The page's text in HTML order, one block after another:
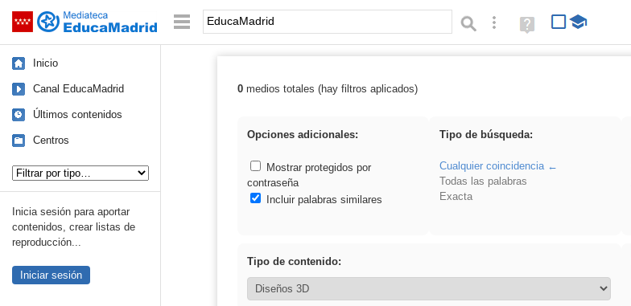
Saltar navegación Palabra o frase: Búsqueda avanzada
Ayuda
(en
Inicio
Canal EducaMadrid
Últimos contenidos
Centros
Inicia sesión para aportar
contenidos, crear listas de
reproducción...
Iniciar sesión
Resultados de: EducaMadrid
0medios totales (hay filtros aplicados)
Opciones adicionales:
Mostrar protegidos por
contraseña
Incluir palabras similares
Tipo de búsqueda:
Cualquier coincidencia
Todas las palabras
Exacta
Tipo de contenido: